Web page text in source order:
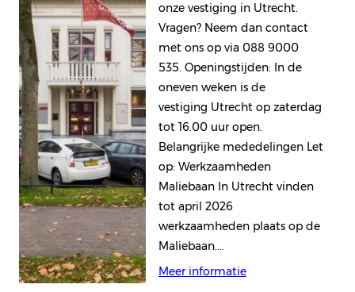
onze vestiging in Utrecht.
Vragen? Neem dan contact
met ons op via 088 9000
535. Openingstijden: In de
oneven weken is de
vestiging Utrecht op zaterdag
tot 16.00 uur open.
Belangrijke mededelingen Let
op: Werkzaamheden
Maliebaan In Utrecht vinden
tot april 2026
werkzaamheden plaats op de
Maliebaan.…
Meer informatie